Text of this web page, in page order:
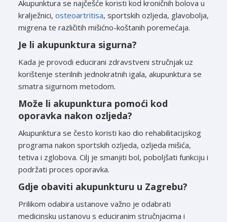
Akupunktura se najčešće koristi kod kroničnih bolova u
kralježnici, osteoartritisa, sportskih ozljeda, glavobolja,
migrena te različitih mišićno-koštanih poremećaja.
Je li akupunktura sigurna?
Kada je provodi educirani zdravstveni stručnjak uz
korištenje sterilnih jednokratnih igala, akupunktura se
smatra sigurnom metodom.
Može li akupunktura pomoći kod
oporavka nakon ozljeda?
Akupunktura se često koristi kao dio rehabilitacijskog
programa nakon sportskih ozljeda, ozljeda mišića,
tetiva i zglobova. Cilj je smanjiti bol, poboljšati funkciju i
podržati proces oporavka.
Gdje obaviti akupunkturu u Zagrebu?
Prilikom odabira ustanove važno je odabrati
medicinsku ustanovu s educiranim stručnjacima i